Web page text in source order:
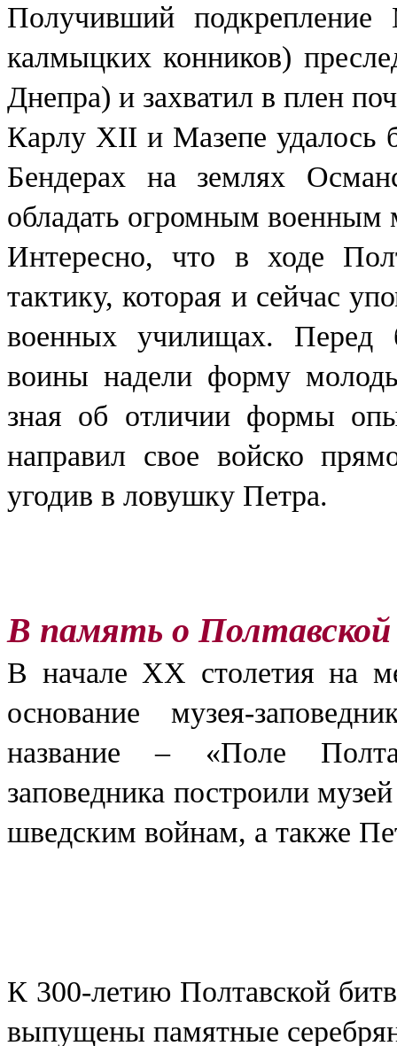
Получивший
калмыцких конников)
Днепра) и захватил в плен
Карлу XII и Мазепе удалось
Бендерах на землях
обладать огромным военным
Интересно, что в ходе
тактику, которая и сейчас
военных училищах. Перед
воины надели форму
зная об отличии формы
направил свое войско
угодив в ловушку Петра.
В память о
В начале XX столетия на
основание музея-
название – «Поле
заповедника построили
шведским войнам, а также
К 300-летию Полтавской
выпущены памятные